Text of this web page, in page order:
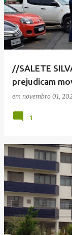
//SALETE
prejudicam
em novembro 01,
1